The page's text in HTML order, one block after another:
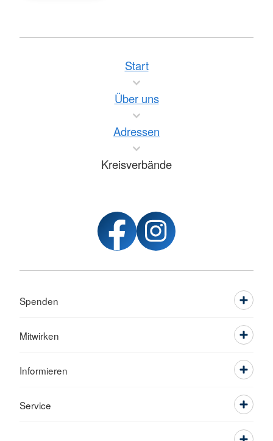
Start
Über uns
Adressen
Kreisverbände
Spenden
Mitwirken
Informieren
Service